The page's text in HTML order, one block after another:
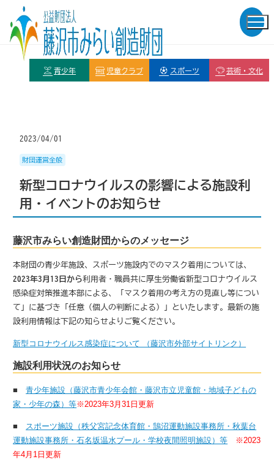
青少年 児童クラブ スポーツ 芸術・文化
2023/04/01
財団運営全般
新型コロナウイルスの影響による施設利
用・イベントのお知らせ
藤沢市みらい創造財団からのメッセージ
本財団の青少年施設、スポーツ施設内でのマスク着用については、
2023年3月13日から利用者・職員共に厚生労働省新型コロナウイルス
感染症対策推進本部による、「マスク着用の考え方の見直し等につい
て」に基づき「任意（個人の判断による）」といたします。最新の施
設利用情報は下記の知らせよりご覧ください。
新型コロナウイルス感染症について （藤沢市外部サイトリンク）
施設利用状況のお知らせ
■青少年施設（藤沢市青少年会館・藤沢市立児童館・地域子どもの
家・少年の森）等※2023年3月31日更新
■ スポーツ施設（秩父宮記念体育館・鵠沼運動施設事務所・秋葉台
運動施設事務所・石名坂温水プール・学校夜間照明施設）等
※2023
年4月1 日更新